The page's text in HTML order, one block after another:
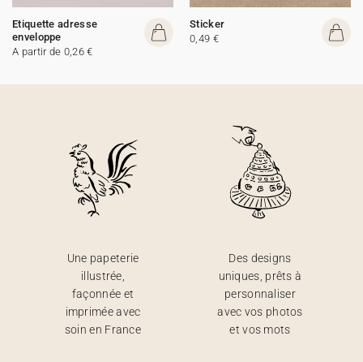
Etiquette adresse
enveloppe
A partir de 0,26 €
Sticker
0,49 €
Une papeterie
illustrée,
façonnée et
imprimée avec
soin en France
Des designs
uniques, prêts à
personnaliser
avec vos photos
et vos mots